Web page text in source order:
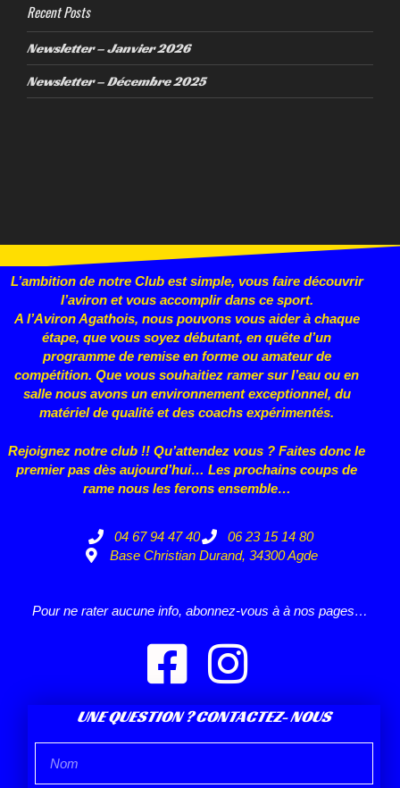
Recent Posts
Newsletter – Janvier 2026
Newsletter – Décembre 2025
L’ambition de notre Club est simple, vous faire découvrir
l’aviron et vous accomplir dans ce sport.
A l’Aviron Agathois, nous pouvons vous aider à chaque
étape, que vous soyez débutant, en quête d’un
programme de remise en forme ou amateur de
compétition. Que vous souhaitiez ramer sur l’eau ou en
salle nous avons un environnement exceptionnel, du
matériel de qualité et des coachs expérimentés.
Rejoignez notre club !! Qu’attendez vous ? Faites donc le
premier pas dès aujourd’hui… Les prochains coups de
rame nous les ferons ensemble…
04 67 94 47 40
06 23 15 14 80
Base Christian Durand, 34300 Agde
Pour ne rater aucune info, abonnez-vous à à nos pages…
UNE QUESTION ? CONTACTEZ- NOUS